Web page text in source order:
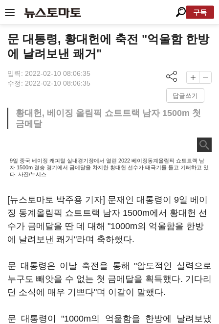
구독
문 대통령, 황대헌에 축전 "억울함 한방
에 날려보낸 쾌거"
입력: 2022-02-10 08:06:35
수정: 2022-02-10 08:06:35
답글쓰기
황대헌, 베이징 올림픽 쇼트트랙 남자 1500m 첫
금메달
9일 중국 베이징 캐피털 실내경기장에서 열린 2022 베이징동계올림픽 쇼트트랙 남
자 1500m 결승 경기에서 금메달을 차지한 황대헌 선수가 태극기를 들고 기뻐하고 있
다. 사진/뉴시스
[뉴스토마토 박주용 기자] 문재인 대통령이 9일 베이
징 동계올림픽 쇼트트랙 남자 1500m에서 황대헌 선
수가 금메달을 딴 데 대해 "1000m의 억울함을 한방
에 날려보낸 쾌거"라며 축하했다.
문 대통령은 이날 축전을 통해 "압도적인 실력으로
누구도 빼앗을 수 없는 첫 금메달을 획득했다. 기다리
던 소식에 매우 기쁘다"며 이같이 말했다.
문 대통령이 "1000m의 억울함을 한방에 날려보냈